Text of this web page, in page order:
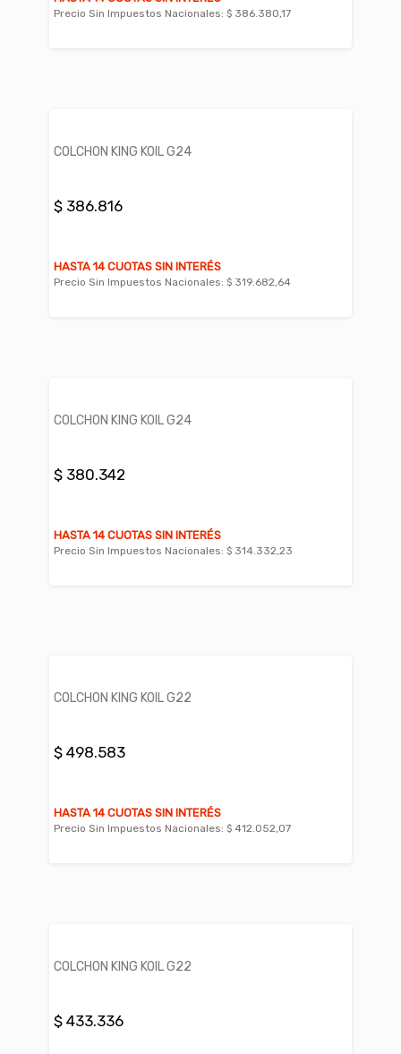
Precio Sin Impuestos Nacionales: $ 386.380,17
COLCHON KING KOIL G24
$ 386.816
HASTA 14 CUOTAS SIN INTERÉS
Precio Sin Impuestos Nacionales: $ 319.682,64
COLCHON KING KOIL G24
$ 380.342
HASTA 14 CUOTAS SIN INTERÉS
Precio Sin Impuestos Nacionales: $ 314.332,23
COLCHON KING KOIL G22
$ 498.583
HASTA 14 CUOTAS SIN INTERÉS
Precio Sin Impuestos Nacionales: $ 412.052,07
COLCHON KING KOIL G22
$ 433.336